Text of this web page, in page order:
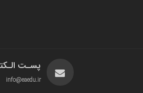
پسـت
info@eaedu.ir